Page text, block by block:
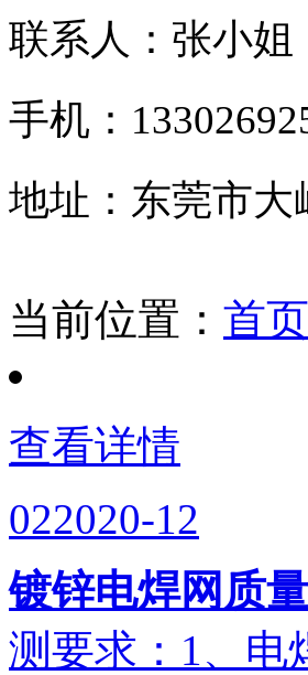
联系人：张小姐
手机：
地址：东莞市大
当前位置： 首页
查看详情
022020-12
镀锌电焊网质
测要求：1、电